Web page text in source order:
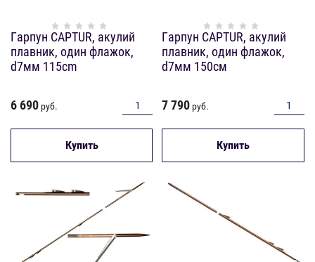
Гарпун CAPTUR, акулий
плавник, один флажок,
d7мм 115cm
6 690 руб.
Купить
Гарпун CAPTUR, акулий
плавник, один флажок,
d7мм 150см
7 790 руб.
Купить